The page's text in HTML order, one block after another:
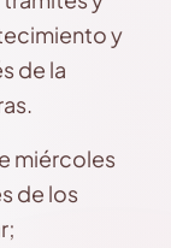
y
de la
miércoles
de los